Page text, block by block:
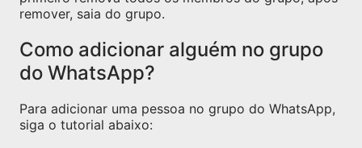
remover, saia do grupo.
Como adicionar alguém no grupo
do WhatsApp?
Para adicionar uma pessoa no grupo do WhatsApp,
siga o tutorial abaixo: